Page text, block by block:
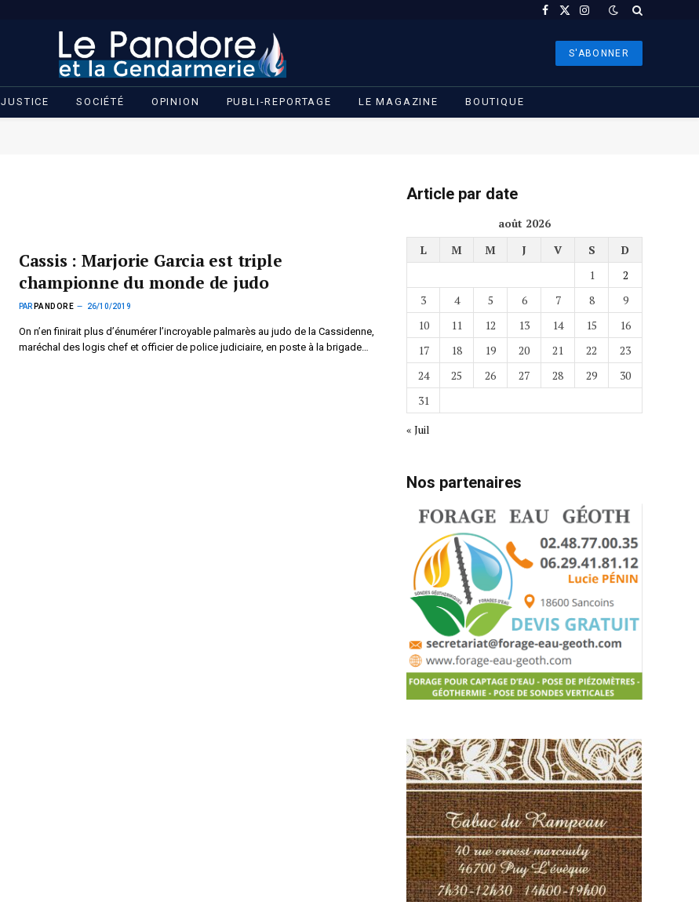
Facebook
X
Instagram
S'ABONNER
JUSTICE SOCIÉTÉ OPINION PUBLI-REPORTAGE LE MAGAZINE BOUTIQUE
Cassis : Marjorie Garcia est triple
championne du monde de judo
PAR PANDORE 26/10/2019
On n’en finirait plus d’énumérer l’incroyable palmarès au judo de la Cassidenne,
maréchal des logis chef et officier de police judiciaire, en poste à la brigade…
Article par date
août 2026
L
M M J V S
D
1
2
3
4 5 6 7 8
9
10
11 12 13 14 15
16
17
18 19 20 21 22
23
24
25 26 27 28 29
30
31
« Juil
Nos partenaires